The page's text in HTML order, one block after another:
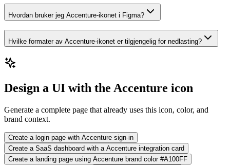
Hvordan bruker jeg Accenture-ikonet i Figma?
Hvilke formater av Accenture-ikonet er tilgjengelig for nedlasting?
Design a UI with the Accenture icon
Generate a complete page that already uses this icon, color, and
brand context.
Create a login page with Accenture sign-in
Create a SaaS dashboard with a Accenture integration card
Create a landing page using Accenture brand color #A100FF